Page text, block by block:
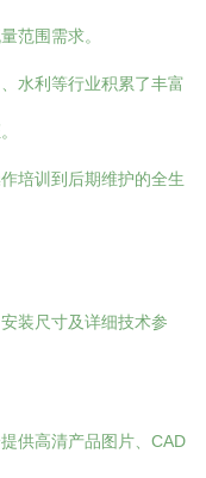
范围需求。
水利等行业积累了丰富
培训到后期维护的全生
装尺寸及详细技术参
供高清产品图片、CAD